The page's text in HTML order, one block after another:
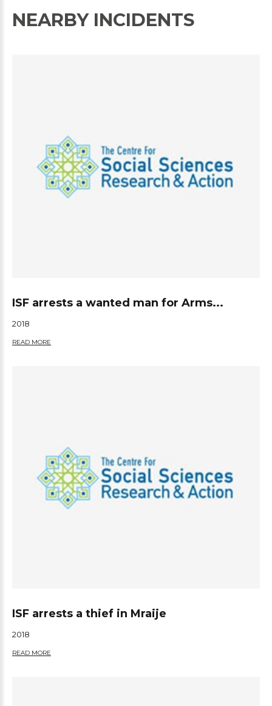
NEARBY INCIDENTS
ISF arrests a wanted man for Arms...
2018
READ MORE
ISF arrests a thief in Mraije
2018
READ MORE